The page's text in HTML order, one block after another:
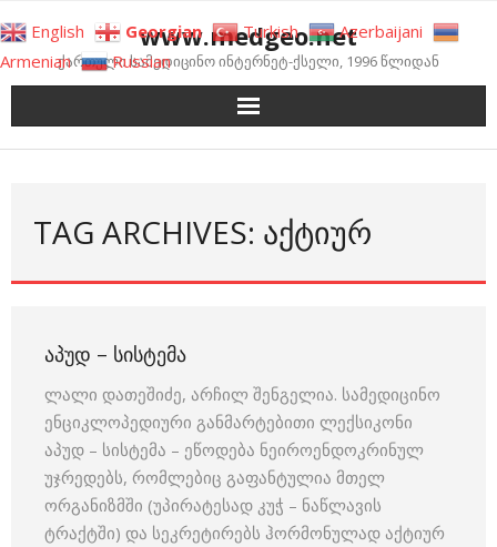
to
content
www.medgeo.net
ქართული სამედიცინო ინტერნეტ-ქსელი, 1996 წლიდან
TAG ARCHIVES: ᲐᲥᲢᲘᲣᲠ
ᲐᲞᲣᲓ – ᲡᲘᲡᲢᲔᲛᲐ
ლალი დათეშიძე, არჩილ შენგელია. სამედიცინო
ენციკლოპედიური განმარტებითი ლექსიკონი
აპუდ – სისტემა – ეწოდება ნეიროენდოკრინულ
უჯრედებს, რომლებიც გაფანტულია მთელ
ორგანიზმში (უპირატესად კუჭ – ნაწლავის
ტრაქტში) და სეკრეტირებს ჰორმონულად აქტიურ
English Georgian Turkish
Azerbaijani
Armenian
Russian